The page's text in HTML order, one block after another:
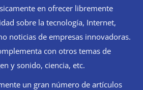
en ofrecer libremente
sobre la tecnología, Internet,
noticias de empresas innovadoras.
con otros temas de
y sonido, ciencia, etc.
un gran número de artículos